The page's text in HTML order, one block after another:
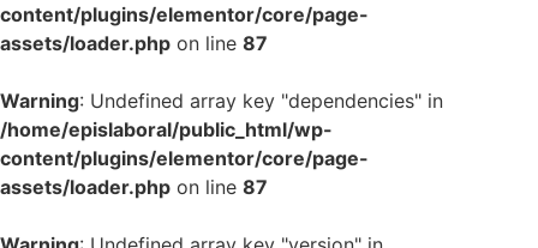
content/plugins/elementor/core/page-
assets/loader.php on line 87
Warning: Undefined array key "dependencies" in
/home/epislaboral/public_html/wp-
content/plugins/elementor/core/page-
assets/loader.php on line 87